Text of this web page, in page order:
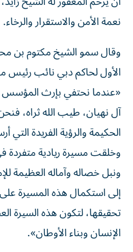
نعمة الأمن والاستقرار والرخاء.
وقال سمو الشيخ مكتوم بن
الأول لحاكم دبي نائب رئيس
«عندما نحتفي بإرث المؤسس
آل نهيان، طيب الله ثراه،
الحكيمة والرؤية الفريدة
وخلقت مسيرة ريادية متفردة
ونبل خصاله وآماله العظيمة
إلى استكمال هذه المسيرة
تحقيقها، لتكون هذه السيرة
الإنسان وبناء الأوطان».